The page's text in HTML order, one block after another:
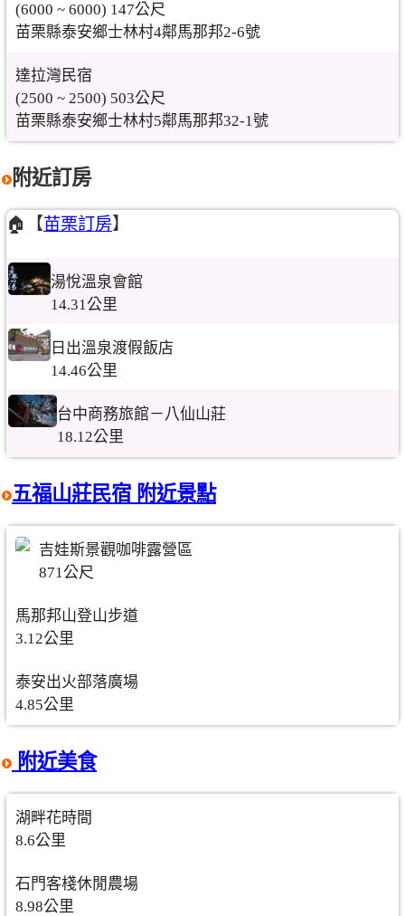
(6000 ~ 6000) 147公尺
苗栗縣泰安鄉士林村4鄰馬那邦2-6號
達拉灣民宿
(2500 ~ 2500) 503公尺
苗栗縣泰安鄉士林村5鄰馬那邦32-1號
附近訂房
🏠【苗栗訂房】
湯悅溫泉會館
14.31公里
日出溫泉渡假飯店
14.46公里
台中商務旅館－八仙山莊
18.12公里
五福山莊民宿 附近景點
吉娃斯景觀咖啡露營區
871公尺
馬那邦山登山步道
3.12公里
泰安出火部落廣場
4.85公里
附近美食
湖畔花時間
8.6公里
石門客棧休閒農場
8.98公里